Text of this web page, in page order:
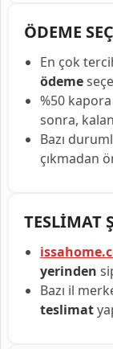
ÖDEME
En çok
ödeme
%50 kapora
sonra,
Bazı
çıkmadan
TESLİMAT
yerinden
Bazı il
teslimat